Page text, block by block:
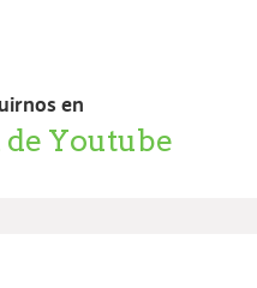
en
Youtube